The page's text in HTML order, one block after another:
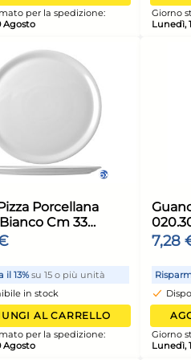
Risparmia il 13%
su 15 o
AGGIUNGI AL
Giorno stimato per la
Home Frusta 8 fili
anello in acciaio